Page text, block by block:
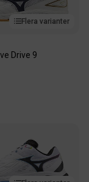
Flera varianter
Drive 9